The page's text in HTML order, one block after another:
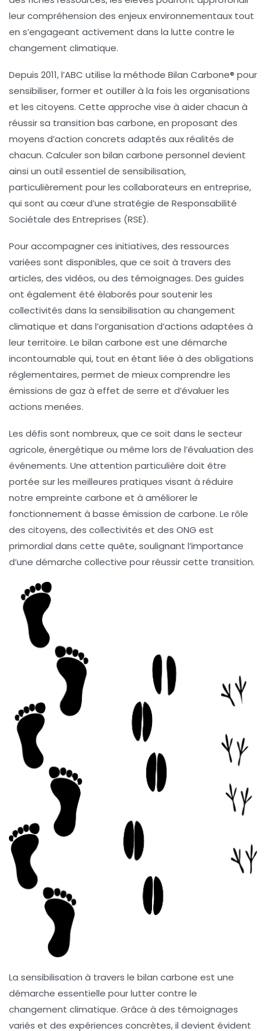
leur compréhension des enjeux environnementaux tout
en s’engageant activement dans la lutte contre le
changement climatique.
Depuis 2011, l’ABC utilise la méthode Bilan Carbone® pour
sensibiliser, former et outiller à la fois les organisations
et les citoyens. Cette approche vise à aider chacun à
réussir sa transition bas carbone, en proposant des
moyens d’action concrets adaptés aux réalités de
chacun. Calculer son bilan carbone personnel devient
ainsi un outil essentiel de sensibilisation,
particulièrement pour les collaborateurs en entreprise,
qui sont au cœur d’une stratégie de Responsabilité
Sociétale des Entreprises (RSE).
Pour accompagner ces initiatives, des ressources
variées sont disponibles, que ce soit à travers des
articles, des vidéos, ou des témoignages. Des guides
ont également été élaborés pour soutenir les
collectivités dans la sensibilisation au changement
climatique et dans l’organisation d’actions adaptées à
leur territoire. Le bilan carbone est une démarche
incontournable qui, tout en étant liée à des obligations
réglementaires, permet de mieux comprendre les
émissions de gaz à effet de serre et d’évaluer les
actions menées.
Les défis sont nombreux, que ce soit dans le secteur
agricole, énergétique ou même lors de l’évaluation des
événements. Une attention particulière doit être
portée sur les meilleures pratiques visant à réduire
notre empreinte carbone et à améliorer le
fonctionnement à basse émission de carbone. Le rôle
des citoyens, des collectivités et des ONG est
primordial dans cette quête, soulignant l’importance
d’une démarche collective pour réussir cette transition.
La sensibilisation à travers le bilan carbone est une
démarche essentielle pour lutter contre le
changement climatique. Grâce à des témoignages
variés et des expériences concrètes, il devient évident